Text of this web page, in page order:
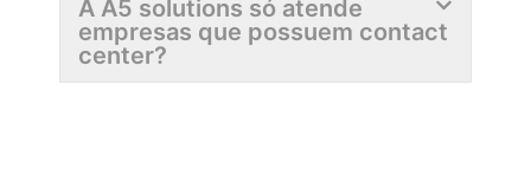
A A5 solutions só atende
empresas que possuem contact
center?